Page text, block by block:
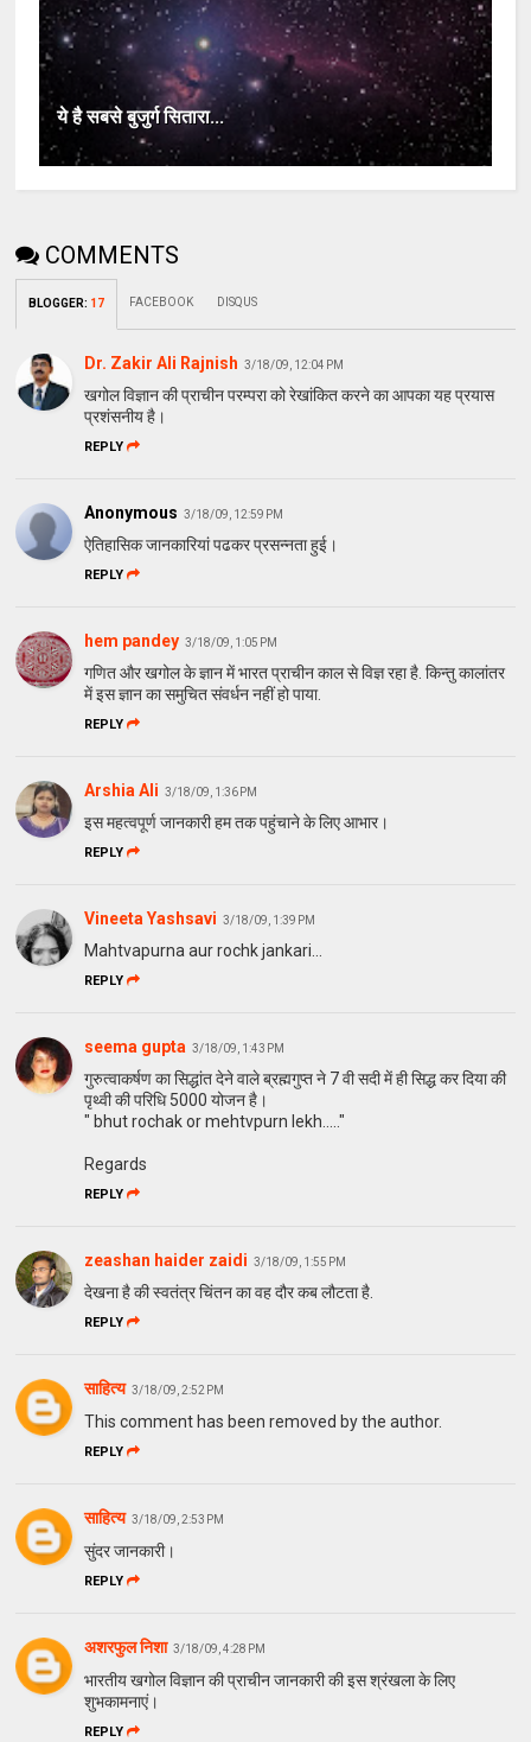
ये है सबसे बुजुर्ग सितारा...
COMMENTS
BLOGGER: 17 FACEBOOK DISQUS
Dr. Zakir Ali Rajnish 3/18/09, 12:04 PM
खगोल विज्ञान की प्राचीन परम्‍परा को रेखांकित करने का आपका यह प्रयास
प्रशंसनीय है।
REPLY
Anonymous 3/18/09, 12:59 PM
ऐतिहासिक जानकारियां पढकर प्रसन्‍नता हुई।
REPLY
hem pandey 3/18/09, 1:05 PM
गणित और खगोल के ज्ञान में भारत प्राचीन काल से विज्ञ रहा है. किन्तु कालांतर
में इस ज्ञान का समुचित संवर्धन नहीं हो पाया.
REPLY
Arshia Ali 3/18/09, 1:36 PM
इस महत्‍वपूर्ण जानकारी हम तक पहुंचाने के लिए आभार।
REPLY
Vineeta Yashsavi 3/18/09, 1:39 PM
Mahtvapurna aur rochk jankari...
REPLY
seema gupta 3/18/09, 1:43 PM
गुरुत्वाकर्षण का सिद्धांत देने वाले ब्रह्मगुप्त ने 7 वी सदी में ही सिद्ध कर दिया की
पृथ्वी की परिधि 5000 योजन है।
" bhut rochak or mehtvpurn lekh....."
Regards
REPLY
zeashan haider zaidi 3/18/09, 1:55 PM
देखना है की स्वतंत्र चिंतन का वह दौर कब लौटता है.
REPLY
साहित्य 3/18/09, 2:52 PM
This comment has been removed by the author.
REPLY
साहित्य 3/18/09, 2:53 PM
सुंदर जानकारी।
REPLY
अशरफुल निशा 3/18/09, 4:28 PM
भारतीय खगोल विज्ञान की प्राचीन जानकारी की इस श्रंखला के लिए
शुभकामनाएं।
REPLY